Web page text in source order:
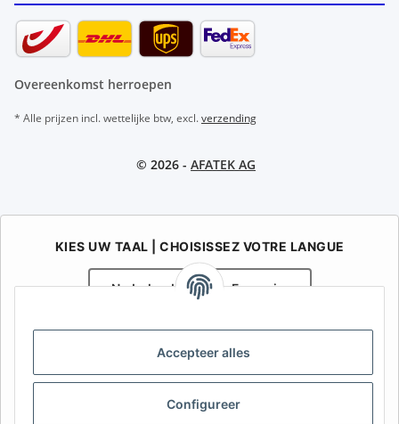
Accepteer alles
Configureer
Overeenkomst herroepen
* Alle prijzen incl. wettelijke btw, excl.verzending
© 2026 - AFATEK AG
KIES UW TAAL | CHOISISSEZ VOTRE LANGUE
Nederlands Français
Uw specialist in onderdelen voor aanhangwagens | Votre
spécialiste en pièces détachées pour remorques
Contact: info@afatek.com